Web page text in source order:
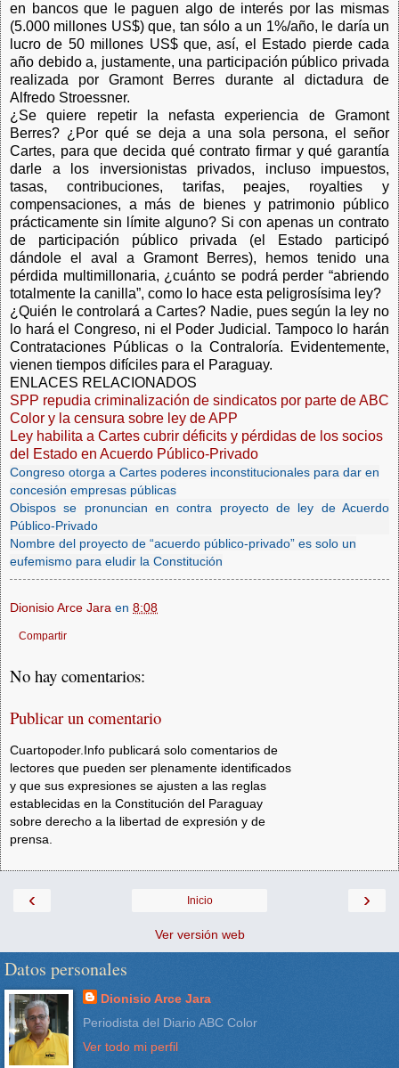
en bancos que le paguen algo de interés por las mismas
(5.000 millones US$) que, tan sólo a un 1%/año, le daría un
lucro de 50 millones US$ que, así, el Estado pierde cada
año debido a, justamente, una participación público privada
realizada por Gramont Berres durante al dictadura de
Alfredo Stroessner.
¿Se quiere repetir la nefasta experiencia de Gramont
Berres? ¿Por qué se deja a una sola persona, el señor
Cartes, para que decida qué contrato firmar y qué garantía
darle a los inversionistas privados, incluso impuestos,
tasas, contribuciones, tarifas, peajes, royalties y
compensaciones, a más de bienes y patrimonio público
prácticamente sin límite alguno? Si con apenas un contrato
de participación público privada (el Estado participó
dándole el aval a Gramont Berres), hemos tenido una
pérdida multimillonaria, ¿cuánto se podrá perder “abriendo
totalmente la canilla”, como lo hace esta peligrosísima ley?
¿Quién le controlará a Cartes? Nadie, pues según la ley no
lo hará el Congreso, ni el Poder Judicial. Tampoco lo harán
Contrataciones Públicas o la Contraloría. Evidentemente,
vienen tiempos difíciles para el Paraguay.
ENLACES RELACIONADOS
SPP repudia criminalización de sindicatos por parte de ABC
Color y la censura sobre ley de APP
Ley habilita a Cartes cubrir déficits y pérdidas de los socios
del Estado en Acuerdo Público-Privado
Congreso otorga a Cartes poderes inconstitucionales para dar en
concesión empresas públicas
Obispos se pronuncian en contra proyecto de ley de Acuerdo
Público-Privado
Nombre del proyecto de “acuerdo público-privado” es solo un
eufemismo para eludir la Constitución
Dionisio Arce Jara en 8:08
Compartir
No hay comentarios:
Publicar un comentario
Cuartopoder.Info publicará solo comentarios de
lectores que pueden ser plenamente identificados
y que sus expresiones se ajusten a las reglas
establecidas en la Constitución del Paraguay
sobre derecho a la libertad de expresión y de
prensa.
‹ ›
Inicio
Ver versión web
Datos personales
Dionisio Arce Jara
Periodista del Diario ABC Color
Ver todo mi perfil